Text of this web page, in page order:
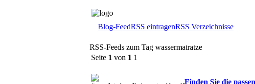
Blog-FeedRSS eintragenRSS Verzeichnisse
RSS-Feeds zum Tag wassermatratze
Seite 1 von 1 1
Finden Sie die